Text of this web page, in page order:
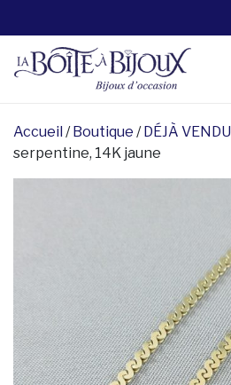
Accueil /Boutique /DÉJÀ VENDU
serpentine, 14K jaune